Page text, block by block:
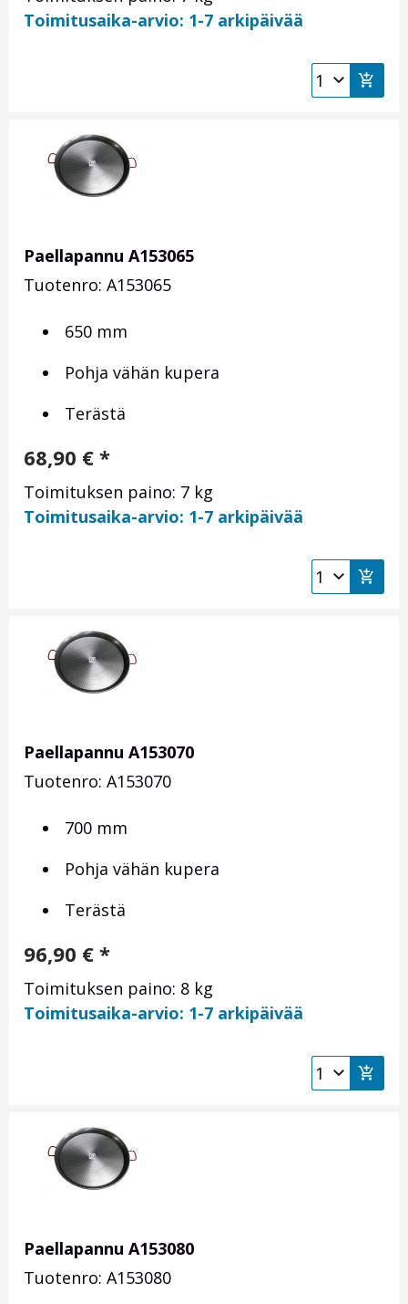
Toimitusaika-arvio: 1-7 arkipäivää
Paellapannu A153065
Tuotenro: A153065
650 mm
Pohja vähän kupera
Terästä
68,90 € *
Toimituksen paino: 7 kg
Toimitusaika-arvio: 1-7 arkipäivää
Paellapannu A153070
Tuotenro: A153070
700 mm
Pohja vähän kupera
Terästä
96,90 € *
Toimituksen paino: 8 kg
Toimitusaika-arvio: 1-7 arkipäivää
Paellapannu A153080
Tuotenro: A153080